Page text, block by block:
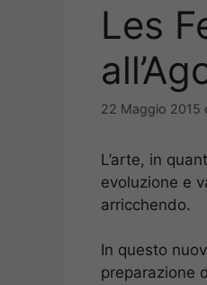
Les
22 Maggio 2015
L’arte, in
evoluzione e
arricchendo.
In questo
preparazione